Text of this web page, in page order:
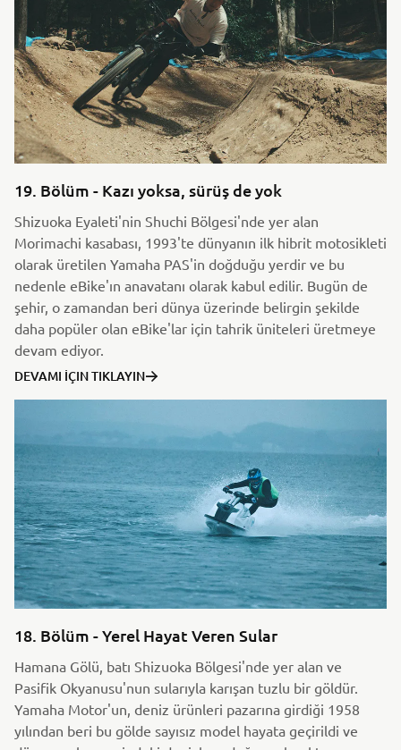
19. Bölüm - Kazı yoksa, sürüş de yok
Shizuoka Eyaleti'nin Shuchi Bölgesi'nde yer alan
Morimachi kasabası, 1993'te dünyanın ilk hibrit motosikleti
olarak üretilen Yamaha PAS'in doğduğu yerdir ve bu
nedenle eBike'ın anavatanı olarak kabul edilir. Bugün de
şehir, o zamandan beri dünya üzerinde belirgin şekilde
daha popüler olan eBike'lar için tahrik üniteleri üretmeye
devam ediyor.
DEVAMI İÇIN TIKLAYIN
18. Bölüm - Yerel Hayat Veren Sular
Hamana Gölü, batı Shizuoka Bölgesi'nde yer alan ve
Pasifik Okyanusu'nun sularıyla karışan tuzlu bir göldür.
Yamaha Motor'un, deniz ürünleri pazarına girdiği 1958
yılından beri bu gölde sayısız model hayata geçirildi ve